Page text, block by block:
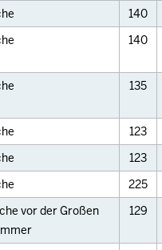
140
140
135
123
123
225
vor der Großen
129